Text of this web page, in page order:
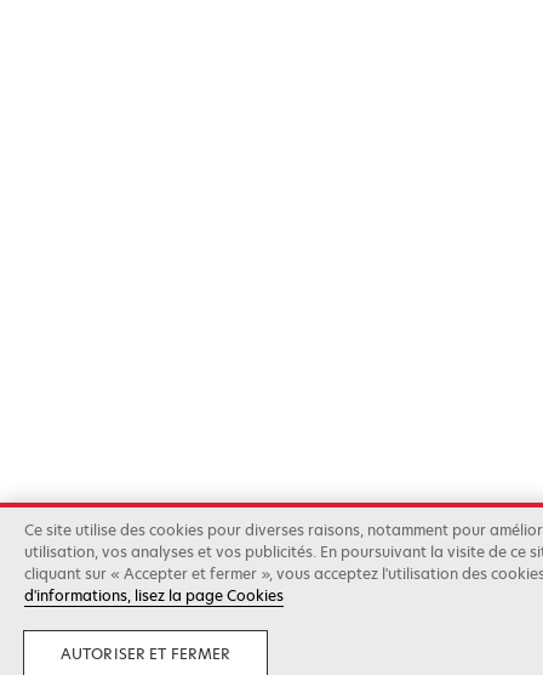
Ce site utilise des cookies pour diverses raisons, notamment pour
utilisation, vos analyses et vos publicités. En poursuivant la visite de ce
cliquant sur « Accepter et fermer », vous acceptez l'utilisation des
d'informations, lisez la page Cookies
AUTORISER ET FERMER